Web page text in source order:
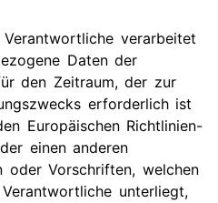
verarbeitet
Daten der
den Zeitraum, der zur
erforderlich ist
Europäischen Richtlinien-
einen anderen
oder Vorschriften, welchen
unterliegt,